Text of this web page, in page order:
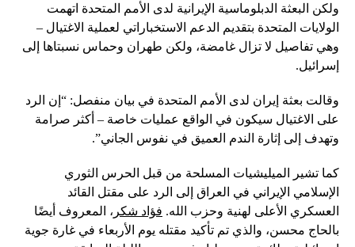
ولكن البعثة الدبلوماسية الإيرانية لدى الأمم المتحدة اتهمت
الولايات المتحدة بتقديم الدعم الاستخباراتي لعملية الاغتيال –
وهي تفاصيل لا تزال غامضة، ولكن طهران وحماس نسبتاها إلى
إسرائيل.
وقالت بعثة إيران لدى الأمم المتحدة في بيان منفصل: “إن الرد
على الاغتيال سيكون في الواقع عمليات خاصة – أكثر صرامة
وتهدف إلى إثارة الندم العميق في نفوس الجاني”.
كما تشير الميليشيات المسلحة من قبل الحرس الثوري
الإسلامي الإيراني في العراق إلى الرد على مقتل القائد
العسكري الأعلى لهنية وحزب الله. فؤاد شكر ، المعروف أيضًا
بالحاج محسن، والذي تم تأكيد مقتله يوم الأربعاء في غارة جوية